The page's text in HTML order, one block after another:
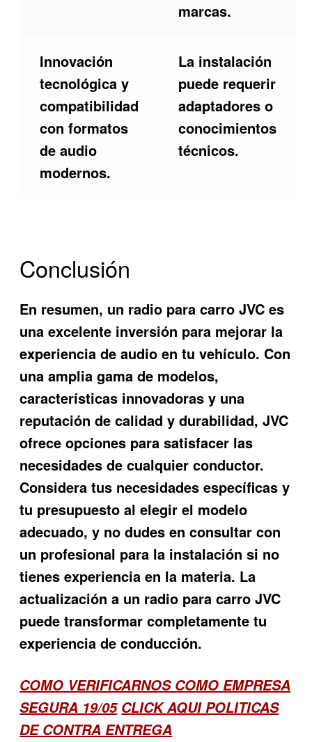
marcas.
Innovación
tecnológica y
compatibilidad
con formatos
de audio
modernos.
La instalación
puede requerir
adaptadores o
conocimientos
técnicos.
Conclusión
En resumen, un radio para carro JVC es
una excelente inversión para mejorar la
experiencia de audio en tu vehículo. Con
una amplia gama de modelos,
características innovadoras y una
reputación de calidad y durabilidad, JVC
ofrece opciones para satisfacer las
necesidades de cualquier conductor.
Considera tus necesidades específicas y
tu presupuesto al elegir el modelo
adecuado, y no dudes en consultar con
un profesional para la instalación si no
tienes experiencia en la materia. La
actualización a un radio para carro JVC
puede transformar completamente tu
experiencia de conducción.
COMO VERIFICARNOS COMO EMPRESA
SEGURA 19/05 CLICK AQUI POLITICAS
DE CONTRA ENTREGA